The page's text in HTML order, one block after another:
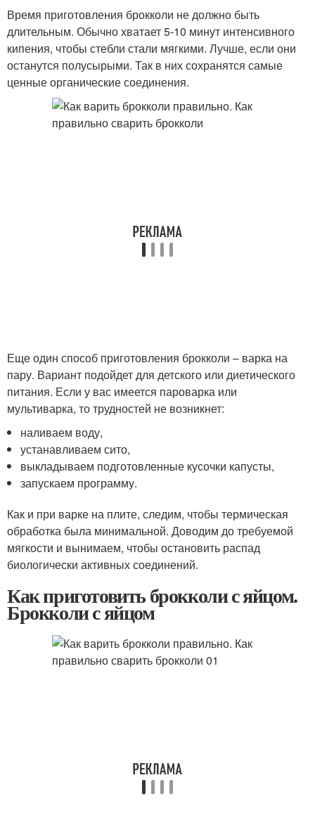
Время приготовления брокколи не должно быть
длительным. Обычно хватает 5-10 минут интенсивного
кипения, чтобы стебли стали мягкими. Лучше, если они
останутся полусырыми. Так в них сохранятся самые
ценные органические соединения.
Еще один способ приготовления брокколи – варка на
пару. Вариант подойдет для детского или диетического
питания. Если у вас имеется пароварка или
мультиварка, то трудностей не возникнет:
наливаем воду,
устанавливаем сито,
выкладываем подготовленные кусочки капусты,
запускаем программу.
Как и при варке на плите, следим, чтобы термическая
обработка была минимальной. Доводим до требуемой
мягкости и вынимаем, чтобы остановить распад
биологически активных соединений.
Как приготовить брокколи с яйцом.
Брокколи с яйцом